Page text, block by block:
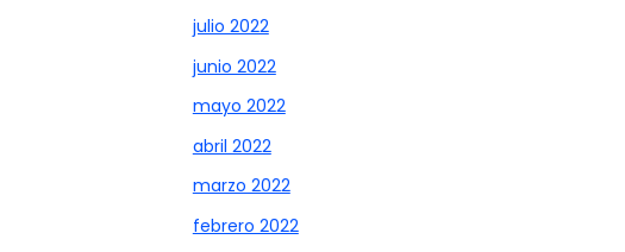
julio 2022
junio 2022
mayo 2022
abril 2022
marzo 2022
febrero 2022